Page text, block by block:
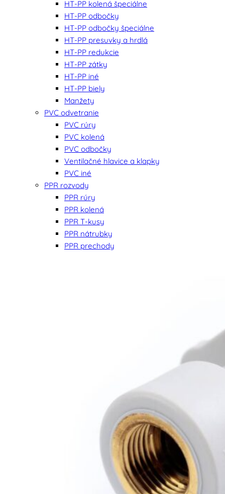
HT-PP kolená špeciálne
HT-PP odbočky
HT-PP odbočky špeciálne
HT-PP presuvky a hrdlá
HT-PP redukcie
HT-PP zátky
HT-PP iné
HT-PP biely
Manžety
PVC odvetranie
PVC rúry
PVC kolená
PVC odbočky
Ventilačné hlavice a klapky
PVC iné
PPR rozvody
PPR rúry
PPR kolená
PPR T-kusy
PPR nátrubky
PPR prechody